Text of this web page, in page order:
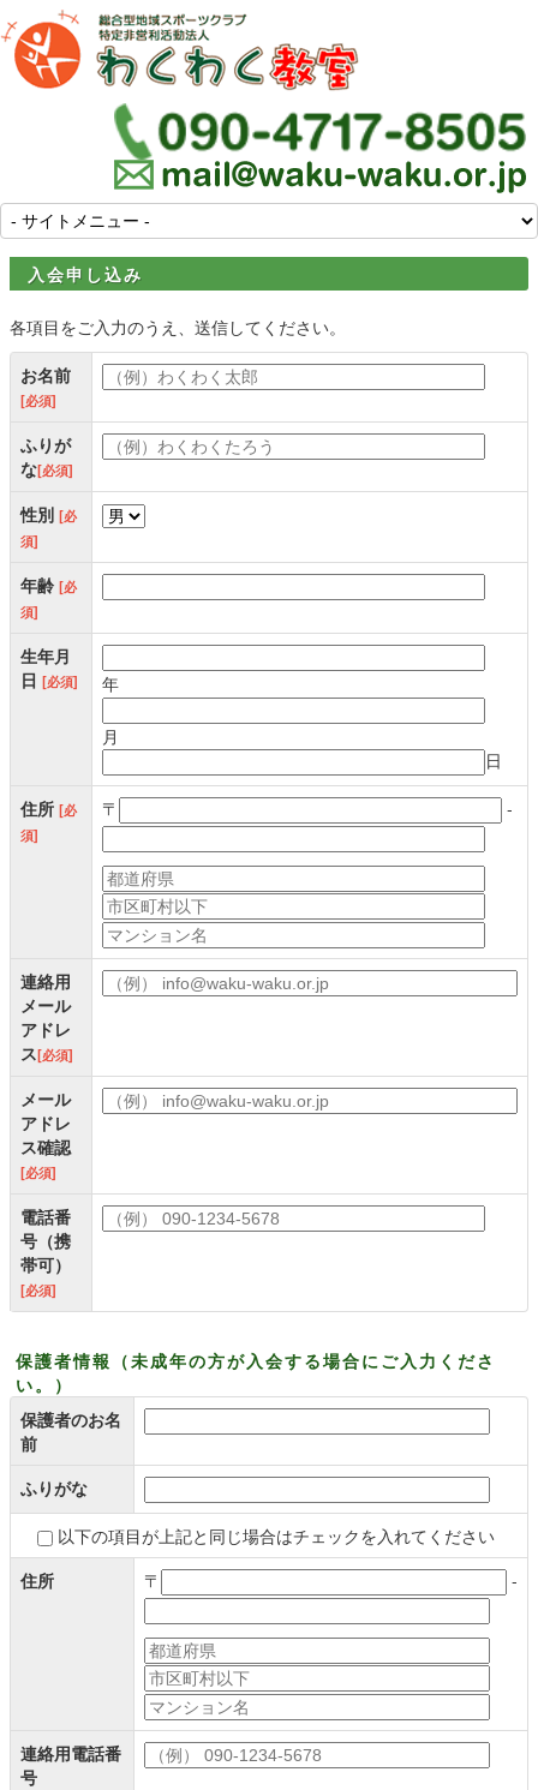
入会申し込み
各項目をご入力のうえ、送信してください。
お名前
[必須]
ふりが
な[必須]
性別 [必
須]
年齢 [必
須]
生年月
日 [必須] 年
月
日
住所 [必
須]
〒 -
連絡用
メール
アドレ
ス[必須]
メール
アドレ
ス確認
[必須]
電話番
号（携
帯可）
[必須]
保護者情報（未成年の方が入会する場合にご入力くださ
い。）
保護者のお名
前
ふりがな
以下の項目が上記と同じ場合はチェックを入れてください
住所
〒 -
連絡用電話番
号